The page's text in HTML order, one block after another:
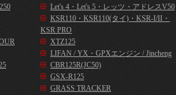
Let's 4・Let's 5・レッツ・アドレスV50
KSR110・KSR110(タイ)・KSR-I/II・
KSR PRO
XTZ125
LIFAN / YX・GPXエンジン / Jincheng
CBR125R(JC50)
GSX-R125
GRASS TRACKER